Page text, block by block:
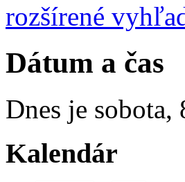
rozšírené
Dátum a čas
Dnes je sobota,
Kalendár